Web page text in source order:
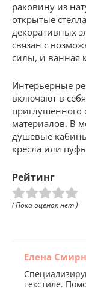
раковину из
открытые
декоративных
связан с
силы, и ванная
Интерьерные
включают в
приглушенного
материалов. В
душевые
кресла или
Рейтинг
( Пока оценок нет )
Елена
текстиле.